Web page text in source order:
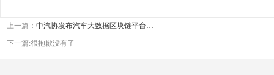
上一篇： 中汽协发布汽车大数据区块链平台…
下一篇:很抱歉没有了